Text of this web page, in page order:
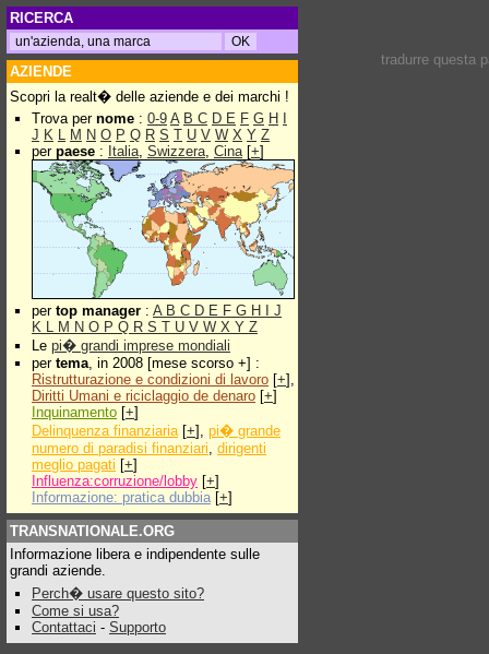
RICERCA
AZIENDE
Scopri la realt� delle aziende e dei marchi !
Trova per nome : 0-9 A B C D E F G H
J K L M N O P Q R S T U V W X Y Z
per paese : Italia, Swizzera, Cina[+]
per top manager : A B C D E F G H
J
K L M N O P Q R S T U V W X Y Z
Le pi� grandi imprese mondiali
per tema, in 2008 [mese scorso +] :
Ristrutturazione e condizioni di lavoro [+],
Diritti Umani e riciclaggio de denaro [+]
Inquinamento [+]
Delinquenza finanziaria[+], pi� grande
numero di paradisi finanziari, dirigenti
meglio pagati [+]
Influenza:corruzione/lobby [+]
Informazione: pratica dubbia [+]
TRANSNATIONALE.ORG
Informazione libera e indipendente sulle
grandi aziende.
Perch� usare questo sito?
Come si usa?
Contattaci - Supporto
tradurre questa